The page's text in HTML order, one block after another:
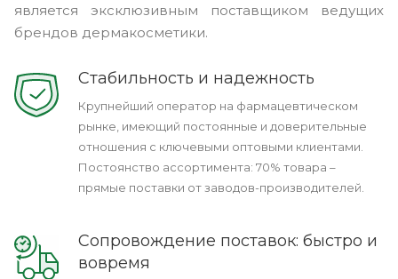
является эксклюзивным поставщиком ведущих
брендов дермакосметики.
Cтабильность и надежность
Крупнейший оператор на фармацевтическом
рынке, имеющий постоянные и доверительные
отношения с ключевыми оптовыми клиентами.
Постоянство ассортимента: 70% товара –
прямые поставки от заводов-производителей.
Сопровождение поставок: быстро и
вовремя